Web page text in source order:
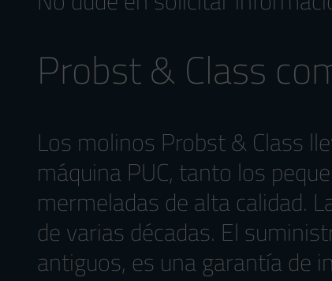
Probst & Class
Los molinos Probst & Class
máquina PUC, tanto los
mermeladas de alta calidad.
de varias décadas. El
antiguos, es una garantía de